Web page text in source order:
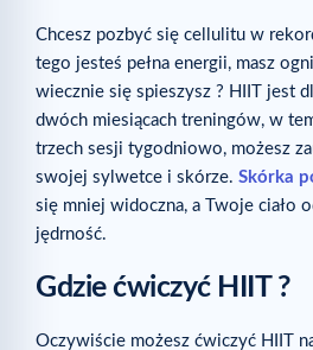
Chcesz pozbyć się cellulitu w
tego jesteś pełna energii, masz
wiecznie się spieszysz ? HIIT jest
dwóch miesiącach treningów, w
trzech sesji tygodniowo, możesz
swojej sylwetce i skórze. Skórka
się mniej widoczna, a Twoje ciało
jędrność.
Gdzie ćwiczyć HIIT ?
Oczywiście możesz ćwiczyć HIIT